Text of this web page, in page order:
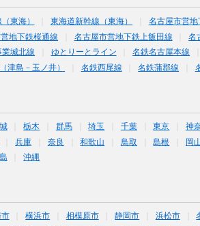
東海） 東海道新幹線（東海） 名古屋市営地
地下鉄桜通線 名古屋市営地下鉄上飯田線
名
城北線 ゆとりーとライン 名鉄名古屋本線
津島－玉ノ井） 名鉄西尾線 名鉄蒲郡線
栃木 群馬 埼玉 千葉 東京 神
兵庫 奈良 和歌山 鳥取 島根 岡
沖縄
市 横浜市 相模原市 静岡市 浜松市